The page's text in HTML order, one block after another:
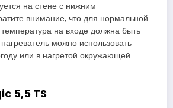
на стене с нижним
внимание, что для нормальной
на входе должна быть
можно использовать
или в нагретой окружающей
5,5 TS